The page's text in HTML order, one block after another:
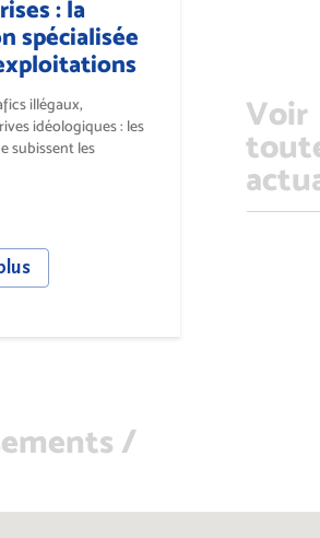
: la
spécialisée
illégaux,
idéologiques : les
subissent les
Voir
/